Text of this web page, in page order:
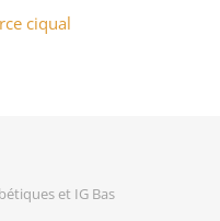
ciqual
et IG Bas